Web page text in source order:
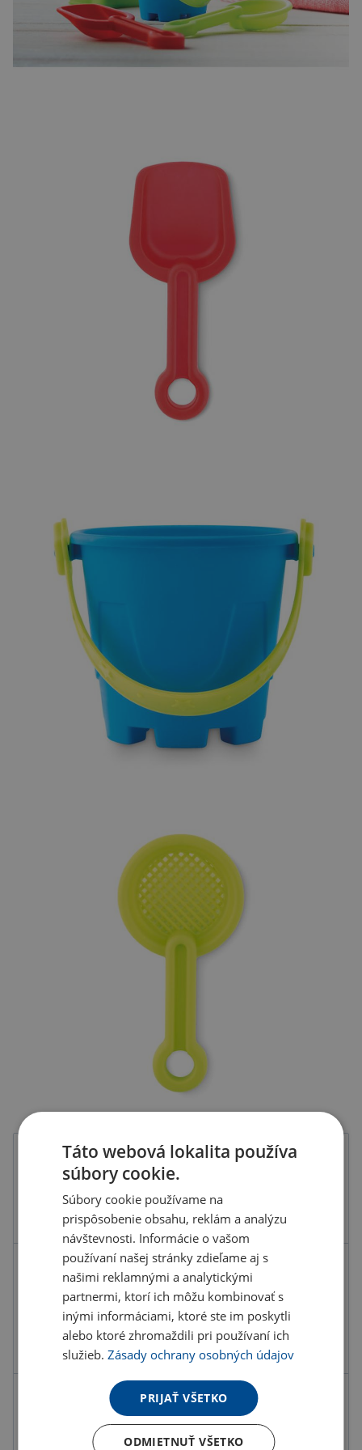
Kód produktu
viacfarebná
Materiál
Rozmery
ks
Táto webová lokalita používa
súbory cookie.
Súbory cookie používame na
prispôsobenie obsahu, reklám a analýzu
návštevnosti. Informácie o vašom
používaní našej stránky zdieľame aj s
našimi reklamnými a analytickými
partnermi, ktorí ich môžu kombinovať s
inými informáciami, ktoré ste im poskytli
alebo ktoré zhromaždili pri používaní ich
služieb.Zásady ochrany osobných údajov
PRIJAŤ VŠETKO
ODMIETNUŤ VŠETKO